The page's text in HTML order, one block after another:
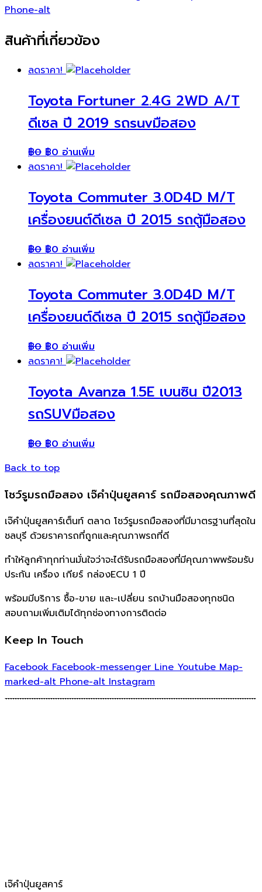
Phone-alt
สินค้าที่เกี่ยวข้อง
ลดราคา!
Toyota Fortuner 2.4G 2WD A/T
ดีเซล ปี 2019 รถsuvมือสอง
฿0 ฿0 อ่านเพิ่ม
ลดราคา!
Toyota Commuter 3.0D4D M/T
เครื่องยนต์ดีเซล ปี 2015 รถตู้มือสอง
฿0 ฿0 อ่านเพิ่ม
ลดราคา!
Toyota Commuter 3.0D4D M/T
เครื่องยนต์ดีเซล ปี 2015 รถตู้มือสอง
฿0 ฿0 อ่านเพิ่ม
ลดราคา!
Toyota Avanza 1.5E เบนซิน ปี2013
รถSUVมือสอง
฿0 ฿0 อ่านเพิ่ม
Back to top
โชว์รูมรถมือสอง เจ๊คำปุ่นยูสคาร์ รถมือสองคุณภาพดี
เจ๊คำปุ่นยูสคาร์เต็นท์ ตลาด โชว์รูมรถมือสองที่มีมาตรฐานที่สุดใน
ชลบุรี ด้วยราคารถที่ถูกและคุณภาพรถที่ดี
ทำให้ลูกค้าทุกท่านมั่นใจว่าจะได้รับรถมือสองที่มีคุณภาพพร้อมรับ
ประกัน เครื่อง เกียร์ กล่องECU 1 ปี
พร้อมมีบริการ ซื้อ-ขาย และ-เปลี่ยน รถบ้านมือสองทุกชนิด
สอบถามเพิ่มเติมได้ทุกช่องทางการติดต่อ
Keep In Touch
Facebook Facebook-messenger Line Youtube Map-
marked-alt Phone-alt Instagram
เจ๊คำปุ่นยูสคาร์